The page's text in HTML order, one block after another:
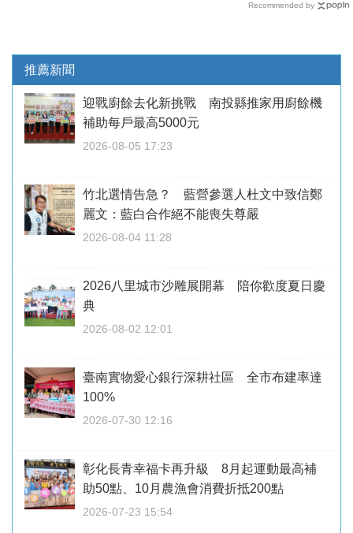
Recommended by
推薦新聞
迎戰廚餘去化新挑戰 南投縣推家用廚餘機
補助每戶最高5000元
2026-08-05 17:23
竹北選情告急？ 藍營參選人杜文中致信鄭
麗文：藍白合作絕不能喪失尊嚴
2026-08-04 11:28
2026八里城市沙雕展開幕 陪你歡度夏日慶
典
2026-08-02 12:01
臺南實物愛心銀行深耕社區 全市布建率達
100%
2026-07-30 12:16
彰化長青幸福卡再升級 8月起運動最高補
助50點、10月農漁會消費折抵200點
2026-07-23 15:54